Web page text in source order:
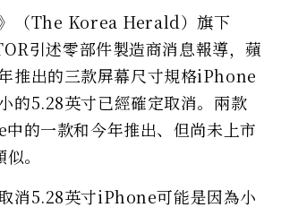
》（The Korea Herald）旗下
引述零部件製造商消息報導，蘋
推出的三款屏幕尺寸規格iPhone
的5.28英寸已經確定取消。兩款
的一款和今年推出、但尚未上市
。
消5.28英寸iPhone可能是因為小